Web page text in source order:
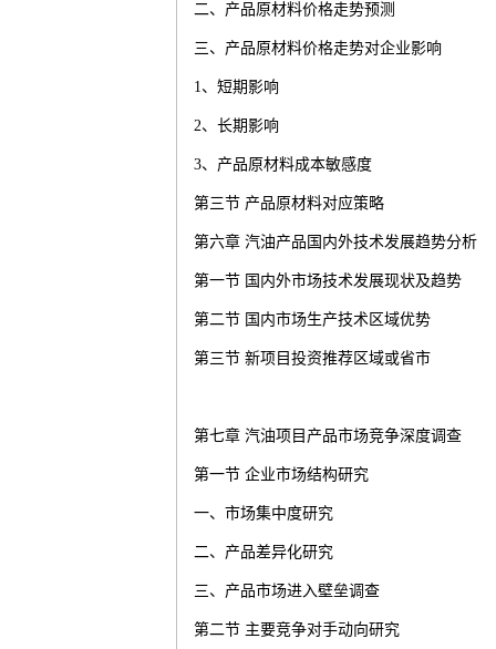
二、产品原材料价格走势预测
三、产品原材料价格走势对企业影响
1、短期影响
2、长期影响
3、产品原材料成本敏感度
第三节 产品原材料对应策略
第六章 汽油产品国内外技术发展趋势分析
第一节 国内外市场技术发展现状及趋势
第二节 国内市场生产技术区域优势
第三节 新项目投资推荐区域或省市
第七章 汽油项目产品市场竞争深度调查
第一节 企业市场结构研究
一、市场集中度研究
二、产品差异化研究
三、产品市场进入壁垒调查
第二节 主要竞争对手动向研究